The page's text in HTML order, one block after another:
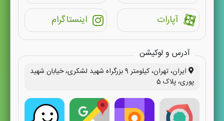
اینستاگرام
آپارات
آدرس و لوکیشن
ایران، تهران، کیلومتر 9 بزرگراه شهید لشکری، خیابان شهید
پوری، پلاک 5